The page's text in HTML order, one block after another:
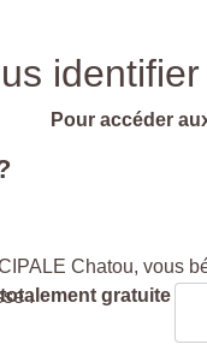
identifier
Pour accéder
Chatou, vous
gratuite et
: